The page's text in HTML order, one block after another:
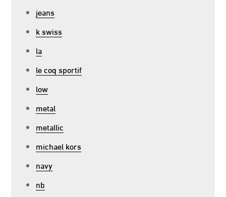
jeans
k swiss
la
le coq sportif
low
metal
metallic
michael kors
navy
nb